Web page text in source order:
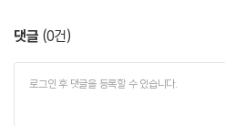
댓글 (0건)